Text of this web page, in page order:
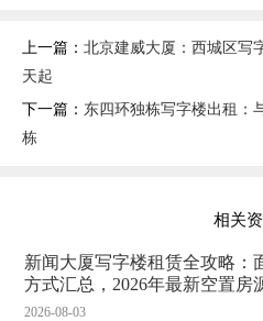
上一篇： 北京建威大厦：西城区写
天起
下一篇： 东四环独栋写字楼出租：
栋
相关
新闻大厦写字楼租赁全攻略：
方式汇总，2026年最新空置房
2026-08-03